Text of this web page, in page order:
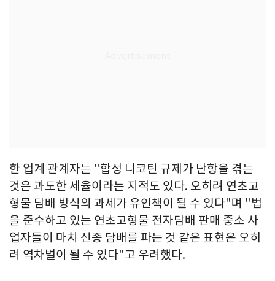
한 업계 관계자는 "합성 니코틴 규제가 난항을 겪는
것은 과도한 세율이라는 지적도 있다. 오히려 연초고
형물 담배 방식의 과세가 유인책이 될 수 있다"며 "법
을 준수하고 있는 연초고형물 전자담배 판매 중소 사
업자들이 마치 신종 담배를 파는 것 같은 표현은 오히
려 역차별이 될 수 있다"고 우려했다.